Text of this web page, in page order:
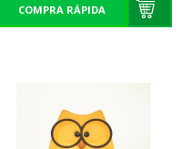
COMPRA RÁPIDA